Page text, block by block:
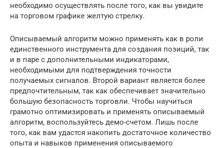
необходимо осуществлять после того, как вы увидите
на торговом графике желтую стрелку.
Описываемый алгоритм можно применять как в роли
единственного инструмента для создания позиций, так
и в паре с дополнительными индикаторами,
необходимыми для подтверждения точности
получаемых сигналов. Второй вариант является более
предпочтительным, так как обеспечивает значительно
большую безопасность торговли. Чтобы научиться
грамотно оптимизировать и применять описываемый
алгоритм, воспользуйтесь демо-счетом. Лишь после
того, как вам удастся накопить достаточное количество
опыта и навыков применения описываемого